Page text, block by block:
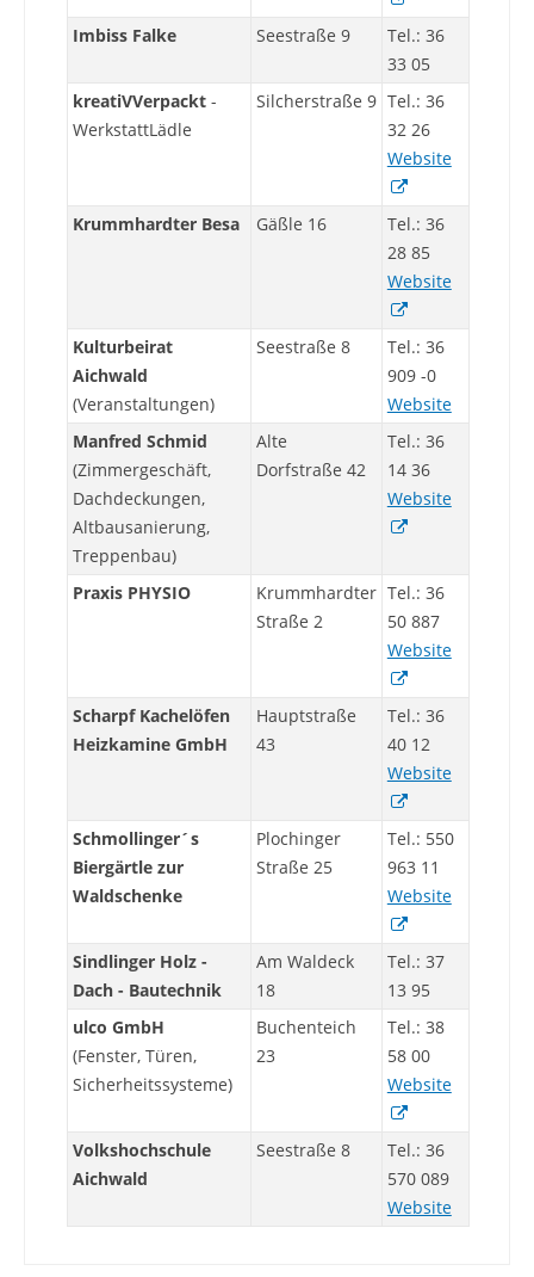
Imbiss Falke Seestraße 9
Tel.: 36
33 05
kreatiVVerpackt -
WerkstattLädle
Silcherstraße 9 Tel.: 36
32 26
Website
Krummhardter Besa Gäßle 16
Tel.: 36
28 85
Website
Kulturbeirat
Aichwald
(Veranstaltungen)
Seestraße 8
Tel.: 36
909 -0
Website
Manfred Schmid
(Zimmergeschäft,
Dachdeckungen,
Altbausanierung,
Treppenbau)
Alte
Dorfstraße 42
Tel.: 36
14 36
Website
Praxis PHYSIO
Krummhardter
Straße 2
Tel.: 36
50 887
Website
Scharpf Kachelöfen
Heizkamine GmbH
Hauptstraße
43
Tel.: 36
40 12
Website
Schmollinger´s
Biergärtle zur
Waldschenke
Plochinger
Straße 25
Tel.: 550
963 11
Website
Sindlinger Holz -
Dach - Bautechnik
Am Waldeck
18
Tel.: 37
13 95
ulco GmbH
(Fenster, Türen,
Sicherheitssysteme)
Buchenteich
23
Tel.: 38
58 00
Website
Volkshochschule
Aichwald
Seestraße 8
Tel.: 36
570 089
Website